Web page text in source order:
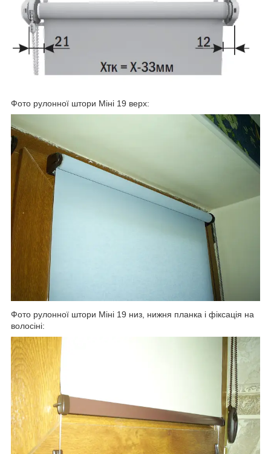
Фото рулонної штори Міні 19 верх:
Фото рулонної штори Міні 19 низ, нижня планка і фіксація на
волосіні: